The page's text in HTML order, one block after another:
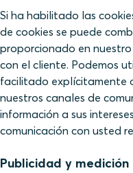
Si ha habilitado las
de cookies se puede
proporcionado en
con el cliente. Podemos
facilitado explícitamente
nuestros canales de
información a sus
comunicación con usted
Publicidad y medición